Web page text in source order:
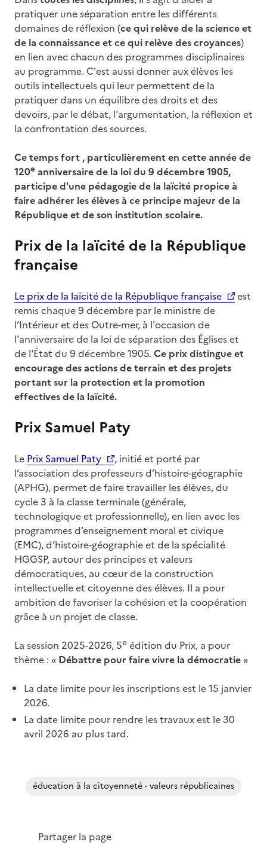
pratiquer une séparation entre les différents
domaines de réflexion (ce qui relève de la science et
de la connaissance et ce qui relève des croyances)
en lien avec chacun des programmes disciplinaires
au programme. C'est aussi donner aux élèves les
outils intellectuels qui leur permettent de la
pratiquer dans un équilibre des droits et des
devoirs, par le débat, l'argumentation, la réflexion et
la confrontation des sources.
Ce temps fort , particulièrement en cette année de
120e anniversaire de la loi du 9 décembre 1905,
participe d'une pédagogie de la laïcité propice à
faire adhérer les élèves à ce principe majeur de la
République et de son institution scolaire.
Prix de la laïcité de la République
française
Le prix de la laïcité de la République française
est
remis chaque 9 décembre par le ministre de
l’Intérieur et des Outre-mer, à l'occasion de
l'anniversaire de la loi de séparation des Églises et
de l'État du 9 décembre 1905. Ce prix distingue et
encourage des actions de terrain et des projets
portant sur la protection et la promotion
effectives de la laïcité.
Prix Samuel Paty
Le Prix Samuel Paty
, initié et porté par
l’association des professeurs d’histoire-géographie
(APHG), permet de faire travailler les élèves, du
cycle 3 à la classe terminale (générale,
technologique et professionnelle), en lien avec les
programmes d’enseignement moral et civique
(EMC), d’histoire-géographie et de la spécialité
HGGSP, autour des principes et valeurs
démocratiques, au cœur de la construction
intellectuelle et citoyenne des élèves. Il a pour
ambition de favoriser la cohésion et la coopération
grâce à un projet de classe.
La session 2025-2026, 5e édition du Prix, a pour
thème : « Débattre pour faire vivre la démocratie »
La date limite pour les inscriptions est le 15 janvier
2026.
La date limite pour rendre les travaux est le 30
avril 2026 au plus tard.
éducation à la citoyenneté - valeurs républicaines
Partager la page